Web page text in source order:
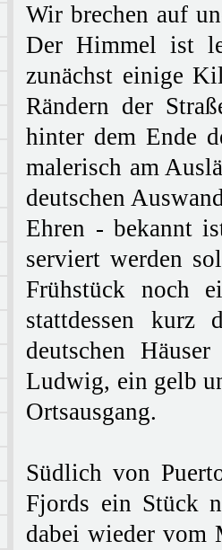
Wir brechen auf
Der Himmel ist
zunächst einige
Rändern der
hinter dem Ende
malerisch am
deutschen
Ehren - bekannt
serviert werden
Frühstück noch
stattdessen kurz
deutschen
Ludwig, ein gelb
Ortsausgang.
Südlich von
Fjords ein Stück
dabei wieder vom